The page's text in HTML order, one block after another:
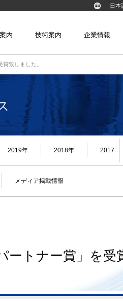
日本
内 技術案内 企業情報
ヒューテックPEOPLE
装置技術
クリーン搬送技術
致しました。
2019年 2018年 2017年
メディア掲載情報
ートナー賞」を受